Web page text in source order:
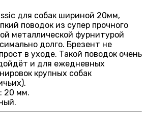
для собак шириной 20мм,
поводок из супер прочного
металлической фурнитурой
долго. Брезент не
в уходе. Такой поводок очень
и для ежедневных
крупных собак
20 мм.